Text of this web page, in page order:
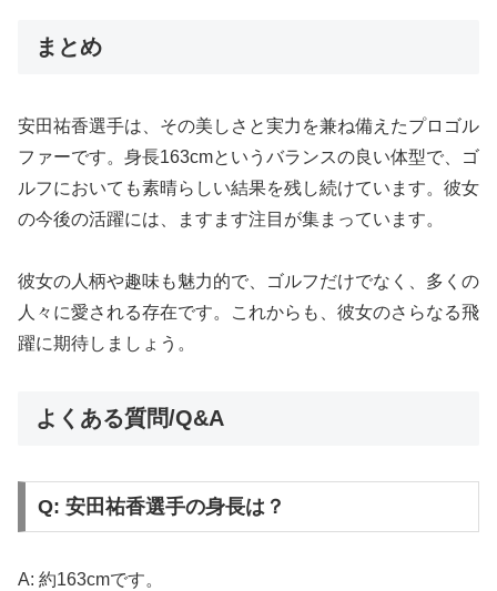
まとめ
安田祐香選手は、その美しさと実力を兼ね備えたプロゴル
ファーです。身長163cmというバランスの良い体型で、ゴ
ルフにおいても素晴らしい結果を残し続けています。彼女
の今後の活躍には、ますます注目が集まっています。
彼女の人柄や趣味も魅力的で、ゴルフだけでなく、多くの
人々に愛される存在です。これからも、彼女のさらなる飛
躍に期待しましょう。
よくある質問/Q&A
Q: 安田祐香選手の身長は？
A: 約163cmです。